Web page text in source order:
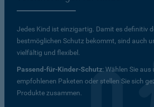
Jedes Kind ist einzigartig. Damit es definitiv
bestmöglichen Schutz bekommt, sind auch
vielfältig und flexibel.
Passend-für-Kinder-Schutz: Wählen Sie aus
empfohlenen Paketen oder stellen Sie sich
Produkte zusammen.